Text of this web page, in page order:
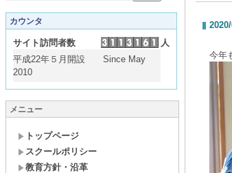
カウンタ
サイト訪問者数
人
平成22年５月開設 Since May
2010
メニュー
トップページ
スクールポリシー
教育方針・沿革
今年